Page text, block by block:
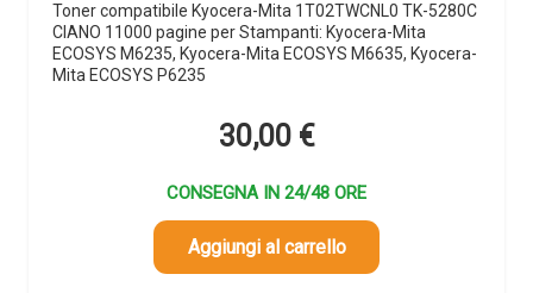
Toner compatibile Kyocera-Mita 1T02TWCNL0 TK-5280C
CIANO 11000 pagine per Stampanti: Kyocera-Mita
ECOSYS M6235, Kyocera-Mita ECOSYS M6635, Kyocera-
Mita ECOSYS P6235
30,00 €
CONSEGNA IN 24/48 ORE
Aggiungi al carrello